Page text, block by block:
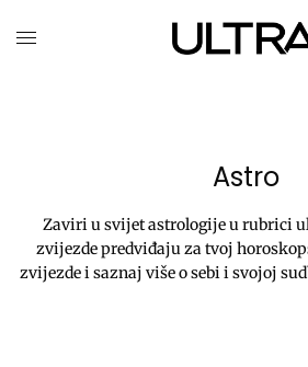
Astro
Zaviri u svijet astrologije u rubrici
zvijezde predviđaju za tvoj
zvijezde i saznaj više o sebi i svojoj